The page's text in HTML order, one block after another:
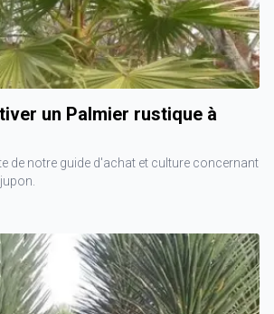
un Palmier rustique à
de notre guide d'achat et culture concernant